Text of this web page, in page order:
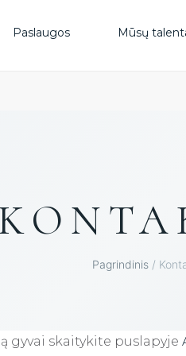
Paslaugos Mūsų
Pagrindinis /
gyvai skaitykite puslapyje